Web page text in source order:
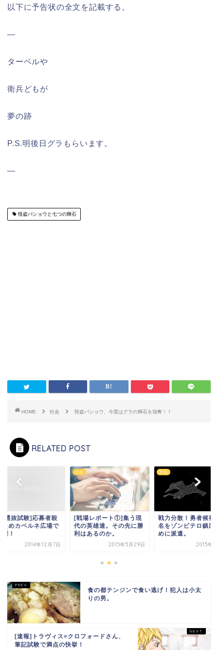
以下に予告状の全文を記載する。
—
ターベルや
衛兵どもが
夢の跡
P.S.明後日グラもらいます。
—
怪盗バショウと七つの輝石
HOME 社会 怪盗バショウ、今度はグラの輝石を強奪！！
RELATED POST
選抜試験]応募者殺
ためカベルネ広場で
！
2014年12月7日
社会
[戦場レポート①]集う現
代の英雄達。その先に勝
利はあるのか。
2015年5月29日
社会
戦力分散！勇者候補
名をゾンビテロ鎮圧
めに派遣。
2015年3
食の都テンジンで食い逃げ！犯人は小太
りの男。
[速報]トラヴィス=クロフォードさん、
筆記試験で満点の快挙！